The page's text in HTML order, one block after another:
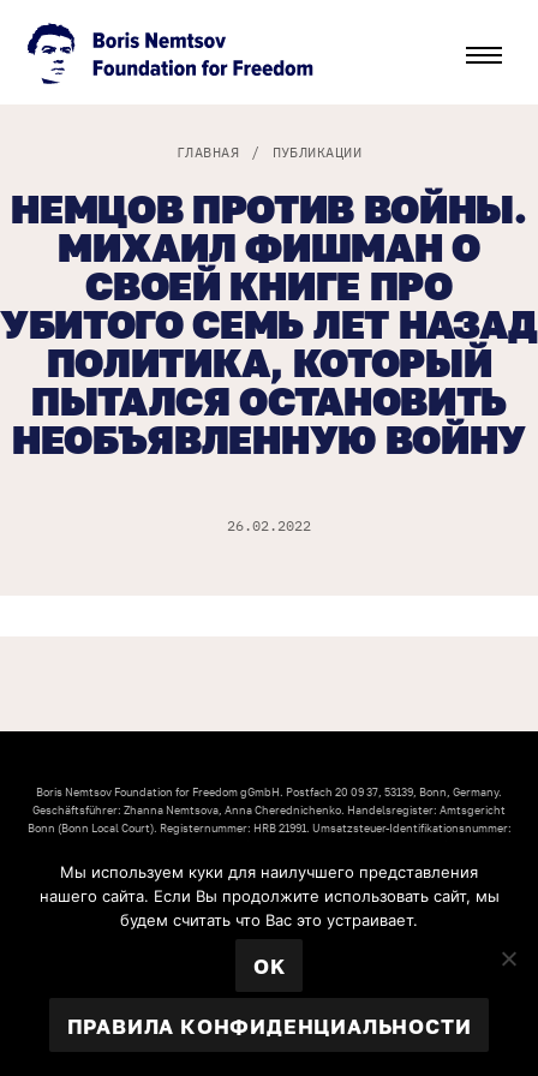
ГЛАВНАЯ / ПУБЛИКАЦИИ
НЕМЦОВ ПРОТИВ ВОЙНЫ.
МИХАИЛ ФИШМАН О
СВОЕЙ КНИГЕ ПРО
УБИТОГО СЕМЬ ЛЕТ НАЗАД
ПОЛИТИКА, КОТОРЫЙ
ПЫТАЛСЯ ОСТАНОВИТЬ
НЕОБЪЯВЛЕННУЮ ВОЙНУ
26.02.2022
Boris Nemtsov Foundation for Freedom gGmbH. Postfach 20 09 37, 53139, Bonn, Germany.
Geschäftsführer: Zhanna Nemtsova, Anna Cherednichenko. Handelsregister: Amtsgericht
Bonn (Bonn Local Court). Registernummer: HRB 21991. Umsatzsteuer-Identifikationsnummer:
© 2026 Фонд Бориса Немцова за Свободу.
IMPRESSUM
УСТАВ ФОНДА
ПРАВИЛА КОНФИДЕНЦИАЛЬНОСТИ
Мы используем куки для наилучшего представления
нашего сайта. Если Вы продолжите использовать сайт, мы
будем считать что Вас это устраивает.
OK
ПРАВИЛА КОНФИДЕНЦИАЛЬНОСТИ